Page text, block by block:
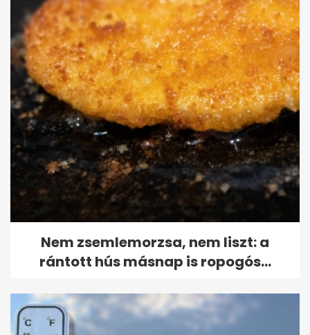
Nem zsemlemorzsa, nem liszt: a
rántott hús másnap is ropogós...